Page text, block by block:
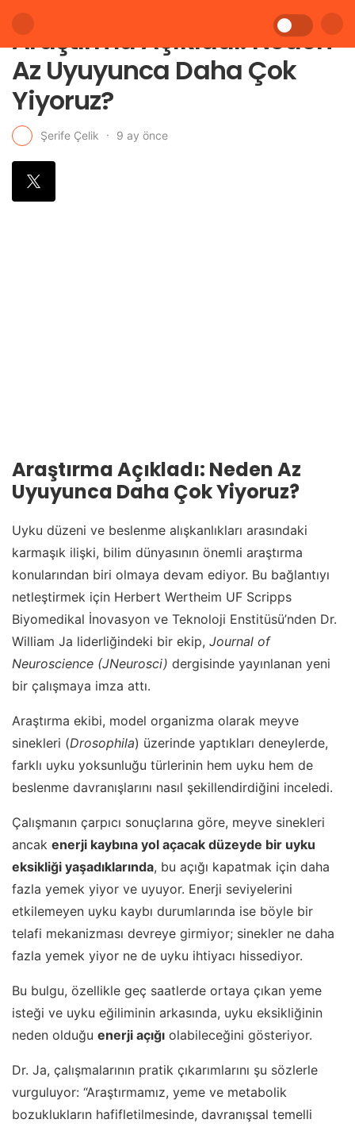
Araştırma Açıkladı: Neden
Az Uyuyunca Daha Çok
Yiyoruz?
Şerife Çelik 9 ay önce
Araştırma Açıkladı: Neden Az
Uyuyunca Daha Çok Yiyoruz?
Uyku düzeni ve beslenme alışkanlıkları arasındaki
karmaşık ilişki, bilim dünyasının önemli araştırma
konularından biri olmaya devam ediyor. Bu bağlantıyı
netleştirmek için Herbert Wertheim UF Scripps
Biyomedikal İnovasyon ve Teknoloji Enstitüsü’nden Dr.
William Ja liderliğindeki bir ekip, Journal of
Neuroscience (JNeurosci) dergisinde yayınlanan yeni
bir çalışmaya imza attı.
Araştırma ekibi, model organizma olarak meyve
sinekleri (Drosophila) üzerinde yaptıkları deneylerde,
farklı uyku yoksunluğu türlerinin hem uyku hem de
beslenme davranışlarını nasıl şekillendirdiğini inceledi.
Çalışmanın çarpıcı sonuçlarına göre, meyve sinekleri
ancak enerji kaybına yol açacak düzeyde bir uyku
eksikliği yaşadıklarında, bu açığı kapatmak için daha
fazla yemek yiyor ve uyuyor. Enerji seviyelerini
etkilemeyen uyku kaybı durumlarında ise böyle bir
telafi mekanizması devreye girmiyor; sinekler ne daha
fazla yemek yiyor ne de uyku ihtiyacı hissediyor.
Bu bulgu, özellikle geç saatlerde ortaya çıkan yeme
isteği ve uyku eğiliminin arkasında, uyku eksikliğinin
neden olduğu enerji açığı olabileceğini gösteriyor.
Dr. Ja, çalışmalarının pratik çıkarımlarını şu sözlerle
vurguluyor: “Araştırmamız, yeme ve metabolik
bozuklukların hafifletilmesinde, davranışsal temelli